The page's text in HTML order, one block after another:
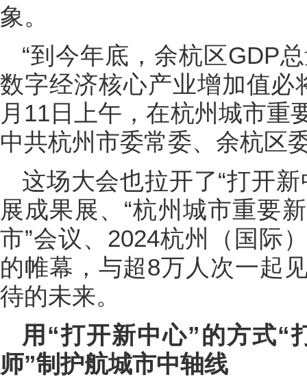
象。
“到今年底，余杭区GDP
数字经济核心产业增加值
月11日上午，在杭州城市重
中共杭州市委常委、余杭区
这场大会也拉开了“打开
展成果展、“杭州城市重
市”会议、2024杭州（国际
的帷幕，与超8万人次一起
待的未来。
用“打开新中心”的方式“
师”制护航城市中轴线